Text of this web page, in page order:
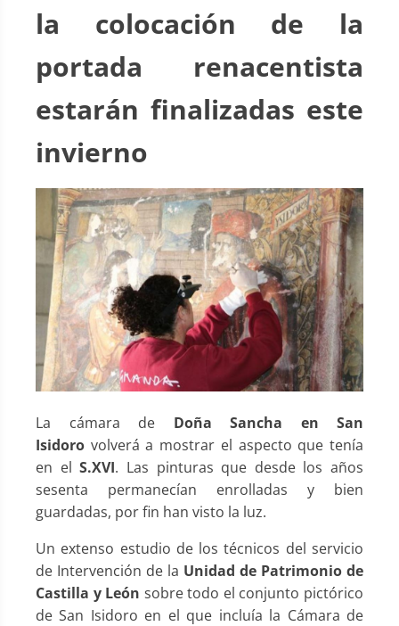
la colocación de la
portada renacentista
estarán finalizadas este
invierno
La cámara de Doña Sancha en San
Isidoro volverá a mostrar el aspecto que tenía
en elS.XVI. Las pinturas que desde los años
sesenta permanecían enrolladas y bien
guardadas, por fin han visto la luz.
Un extenso estudio de los técnicos del servicio
de Intervención de la Unidad de Patrimonio de
Castilla y León sobre todo el conjunto pictórico
de San Isidoro en el que incluía la Cámara de